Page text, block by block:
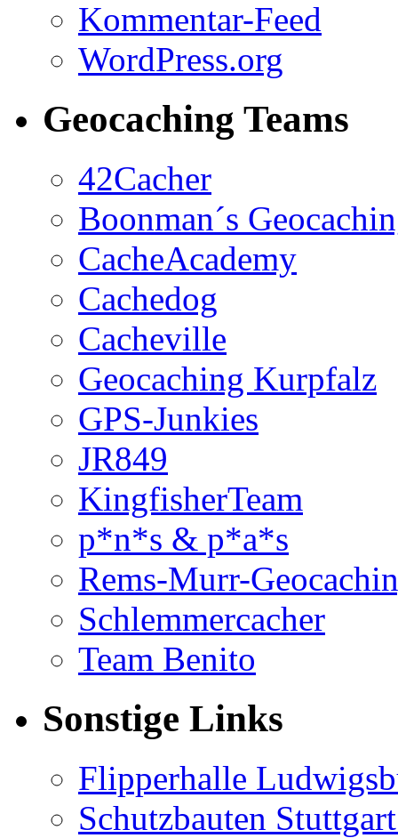
Kommentar-Feed
WordPress.org
Geocaching Teams
42Cacher
Boonman´s
CacheAcademy
Cachedog
Cacheville
Geocaching Kurpfalz
GPS-Junkies
JR849
KingfisherTeam
p*n*s & p*a*s
Rems-Murr-
Schlemmercacher
Team Benito
Sonstige Links
Flipperhalle
Schutzbauten